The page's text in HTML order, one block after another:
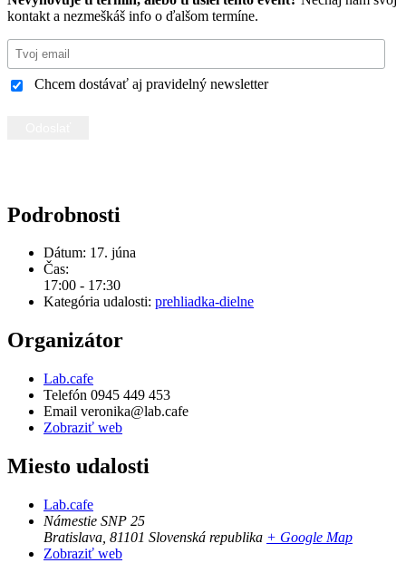
kontakt a nezmeškáš info o ďalšom termíne.
Chcem dostávať aj pravidelný newsletter
Podrobnosti
Dátum: 17. júna
Čas:
17:00 - 17:30
Kategória udalosti: prehliadka-dielne
Organizátor
Lab.cafe
Telefón 0945 449 453
Email veronika@lab.cafe
Zobraziť web
Miesto udalosti
Lab.cafe
Námestie SNP 25
Bratislava 81101 Slovenská republika + Google Map
Zobraziť web